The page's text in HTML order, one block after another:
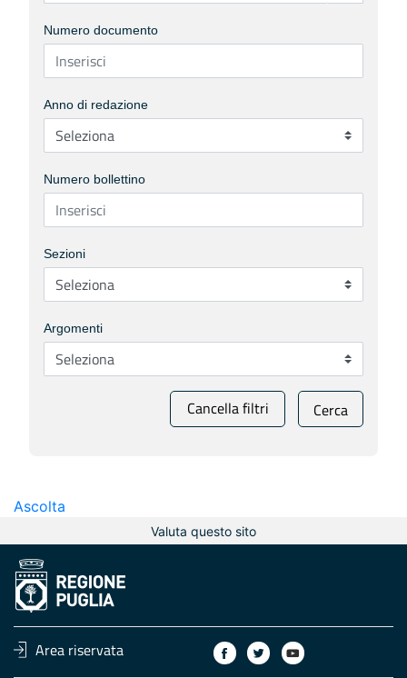
Numero documento
Anno di redazione
Numero bollettino
Sezioni
Argomenti
Cancella filtri Cerca
Ascolta
Valuta questo sito
Area riservata